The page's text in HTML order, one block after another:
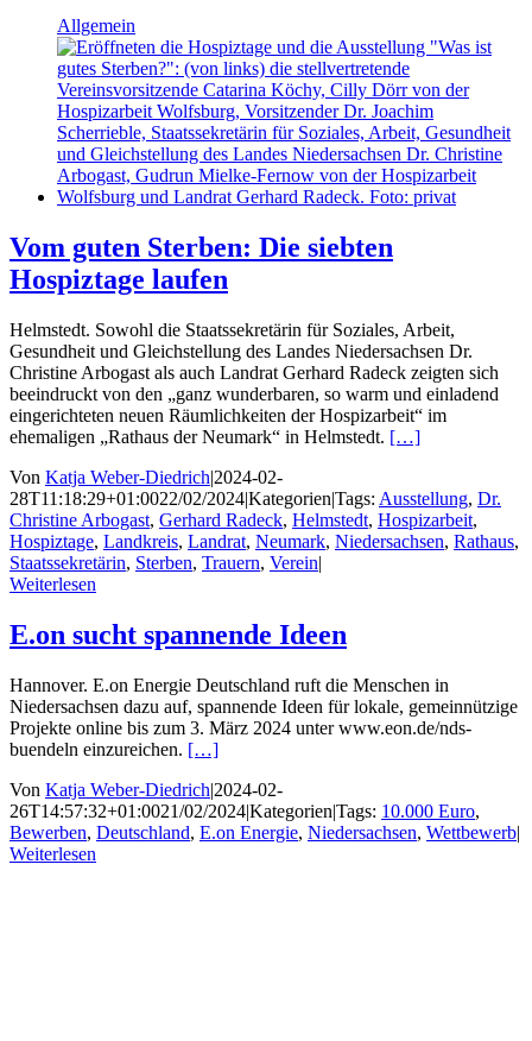
Allgemein
Vom guten Sterben: Die siebten
Hospiztage laufen
Helmstedt. Sowohl die Staatssekretärin für Soziales, Arbeit,
Gesundheit und Gleichstellung des Landes Niedersachsen Dr.
Christine Arbogast als auch Landrat Gerhard Radeck zeigten sich
beeindruckt von den „ganz wunderbaren, so warm und einladend
eingerichteten neuen Räumlichkeiten der Hospizarbeit“ im
ehemaligen „Rathaus der Neumark“ in Helmstedt. […]
Von Katja Weber-Diedrich|2024-02-
28T11:18:29+01:0022/02/2024|Kategorien|Tags: Ausstellung, Dr.
Christine Arbogast, Gerhard Radeck, Helmstedt, Hospizarbeit,
Hospiztage, Landkreis, Landrat, Neumark, Niedersachsen, Rathaus,
Staatssekretärin, Sterben, Trauern, Verein|
Weiterlesen
E.on sucht spannende Ideen
Hannover. E.on Energie Deutschland ruft die Menschen in
Niedersachsen dazu auf, spannende Ideen für lokale, gemeinnützige
Projekte online bis zum 3. März 2024 unter www.eon.de/nds-
buendeln einzureichen. […]
Von Katja Weber-Diedrich|2024-02-
26T14:57:32+01:0021/02/2024|Kategorien|Tags: 10.000 Euro,
Bewerben, Deutschland, E.on Energie, Niedersachsen, Wettbewerb|
Weiterlesen